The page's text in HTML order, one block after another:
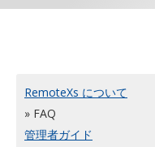
RemoteXs について
» FAQ
管理者ガイド